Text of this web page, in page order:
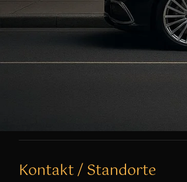
Kontakt / Standorte